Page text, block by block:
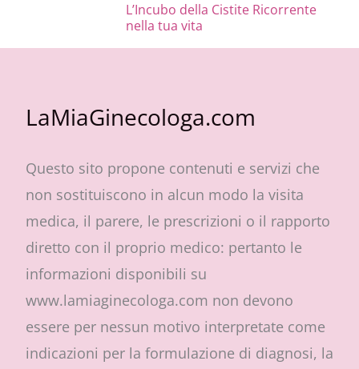
L’Incubo della Cistite Ricorrente
nella tua vita
LaMiaGinecologa.com
Questo sito propone contenuti e servizi che
non sostituiscono in alcun modo la visita
medica, il parere, le prescrizioni o il rapporto
diretto con il proprio medico: pertanto le
informazioni disponibili su
www.lamiaginecologa.com non devono
essere per nessun motivo interpretate come
indicazioni per la formulazione di diagnosi, la